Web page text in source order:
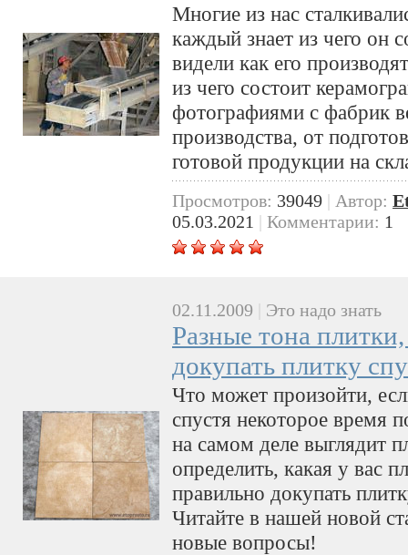
Многие из нас
каждый знает из чего он
видели как его
из чего состоит
фотографиями с фабрик
производства, от
готовой продукции на
Просмотров: 39049 | Автор:
05.03.2021 | Комментарии: 1
02.11.2009 Это надо знать
Разные тона
докупать плитку
Что может произойти,
спустя некоторое время
на самом деле выглядит
определить, какая у вас
правильно докупать
Читайте в нашей новой
новые вопросы!